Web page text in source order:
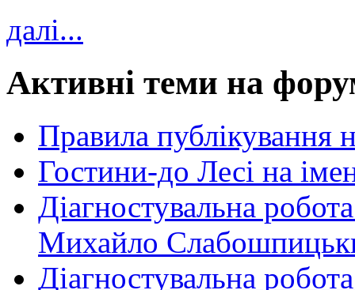
далі...
Активні теми на
Правила публікування
Гостини-до Лесі на
Діагностувальна
Михайло
Діагностувальна